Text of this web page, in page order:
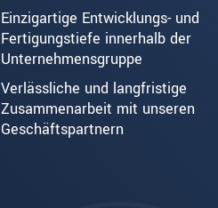
Einzigartige Entwicklungs- und
Fertigungstiefe innerhalb der
Unternehmensgruppe
Verlässliche und langfristige
Zusammenarbeit mit unseren
Geschäftspartnern